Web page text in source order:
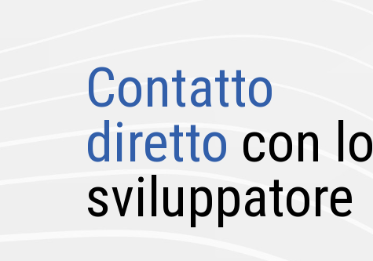
Contatto
diretto con lo
sviluppatore